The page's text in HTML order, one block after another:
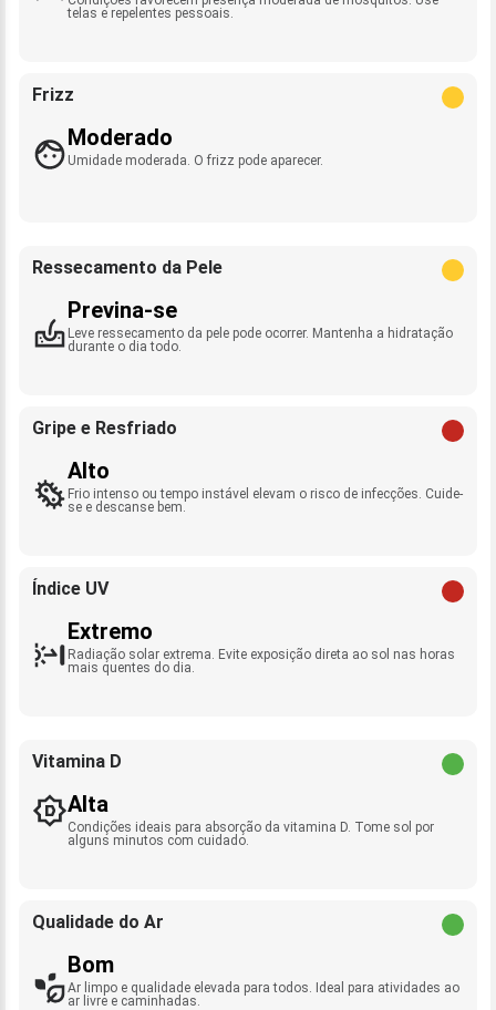
telas e repelentes pessoais.
Frizz
Moderado
Umidade moderada. O frizz pode aparecer.
Ressecamento da Pele
Previna-se
Leve ressecamento da pele pode ocorrer. Mantenha a hidratação
durante o dia todo.
Gripe e Resfriado
Alto
Frio intenso ou tempo instável elevam o risco de infecções. Cuide-
se e descanse bem.
Índice UV
Extremo
Radiação solar extrema. Evite exposição direta ao sol nas horas
mais quentes do dia.
Vitamina D
Alta
Condições ideais para absorção da vitamina D. Tome sol por
alguns minutos com cuidado.
Qualidade do Ar
Bom
Ar limpo e qualidade elevada para todos. Ideal para atividades ao
ar livre e caminhadas.